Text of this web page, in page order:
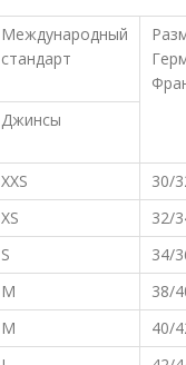
Международный
стандарт
Джинсы
XXS 30/
XS 32/
S 34/
M 38/
M 40/